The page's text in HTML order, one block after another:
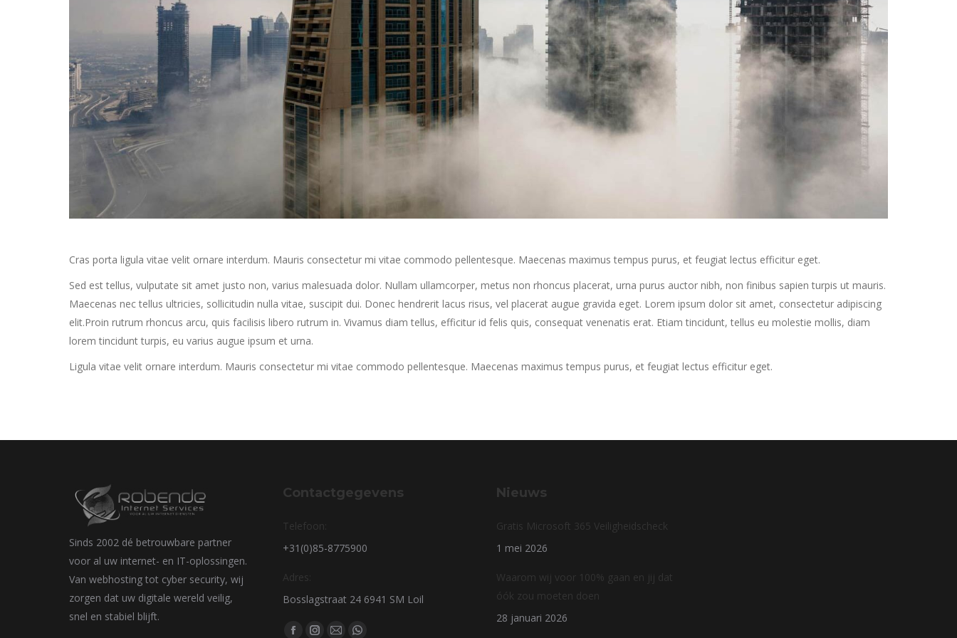
Cras porta ligula vitae velit ornare interdum. Mauris consectetur mi vitae commodo pellentesque. Maecenas maximus tempus purus, et feugiat lectus efficitur eget.
Sed est tellus, vulputate sit amet justo non, varius malesuada dolor. Nullam ullamcorper, metus non rhoncus placerat, urna purus auctor nibh, non finibus sapien turpis ut mauris.
Maecenas nec tellus ultricies, sollicitudin nulla vitae, suscipit dui. Donec hendrerit lacus risus, vel placerat augue gravida eget. Lorem ipsum dolor sit amet, consectetur adipiscing
elit.Proin rutrum rhoncus arcu, quis facilisis libero rutrum in. Vivamus diam tellus, efficitur id felis quis, consequat venenatis erat. Etiam tincidunt, tellus eu molestie mollis, diam
lorem tincidunt turpis, eu varius augue ipsum et urna.
Ligula vitae velit ornare interdum. Mauris consectetur mi vitae commodo pellentesque. Maecenas maximus tempus purus, et feugiat lectus efficitur eget.
Sinds 2002 dé betrouwbare partner
voor al uw internet- en IT-oplossingen.
Van webhosting tot cyber security, wij
zorgen dat uw digitale wereld veilig,
snel en stabiel blijft.
Contactgegevens
Telefoon:
+31(0)85-8775900
Adres:
Bosslagstraat 24 6941 SM Loil
Vind ons op:
Nieuws
Gratis Microsoft 365 Veiligheidscheck
1 mei 2026
Waarom wij voor 100% gaan en jij dat
óók zou moeten doen
28 januari 2026